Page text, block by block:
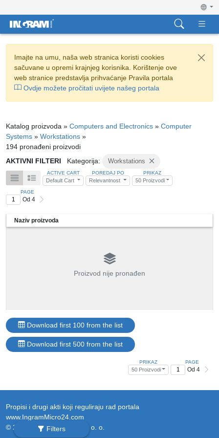
Imajte na umu, naša web stranica koristi cookies
sačuvane u opremi krajnjeg korisnika. Korištenje ove
web stranice predstavlja prihvaćanje Pravila portala
Ovdje možete pročitati uvijete našeg portala
Katalog proizvoda » Computers and Electronics » Computer
Systems » Workstations »
194 pronađeni proizvodi
AKTIVNI FILTERI
Kategorija: Workstations
ACTIVE CART
Default Cart
POREDAJ PO
Relevantnost
PRIKAZ
50 Proizvodi
PAGE
Od 4
Filters
Naziv proizvoda
Proizvod nije pronađen
Download first 100 from the list
Download first 500 from the list
PRIKAZ
50 Proizvodi
PAGE
Od 4
Propisi i drugi akti koji reguliraju rad portala
www.IngramMicro24.com
© 2026 Ingram Micro Sp. z o. o.